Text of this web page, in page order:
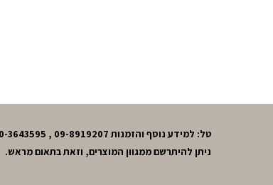
טל: למידע נוסף והזמנות 09-8919207 , 050-3643595 חיה. מושב חרות,גוש תל-מונד.
ניתן להיתרשם ממגוון המוצרים, וזאת בתאום מראש.